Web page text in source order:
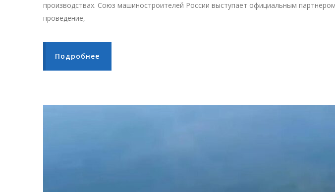
производствах. Союз машиностроителей России выступает официальным
проведение,
Подробнее